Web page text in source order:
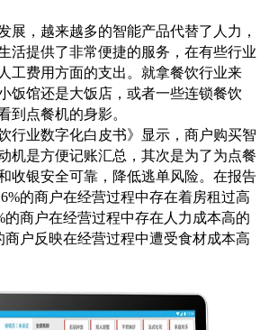
展，越来越多的智能产品代替了人力，
活提供了非常便捷的服务，在有些行业
工费用方面的支出。就拿餐饮行业来
饭馆还是大饭店，或者一些连锁餐饮
到点餐机的身影。
行业数字化白皮书》显示，商户购买智
机是方便记账汇总，其次是为了为点餐
收银安全可靠，降低逃单风险。在报告
的商户在经营过程中存在着房租过高
的商户在经营过程中存在人力成本高的
商户反映在经营过程中遭受食材成本高